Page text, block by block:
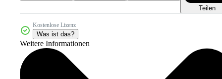
Teilen
Kostenlose Lizenz
Was ist das?
Weitere Informationen